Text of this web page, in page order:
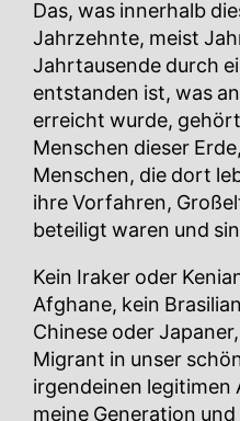
Das, was innerhalb
Jahrzehnte, meist
Jahrtausende durch
entstanden ist, was
erreicht wurde,
Menschen dieser
Menschen, die dort
ihre Vorfahren,
beteiligt waren und
Kein Iraker oder
Afghane, kein
Chinese oder
Migrant in unser
irgendeinen legitimen
meine Generation